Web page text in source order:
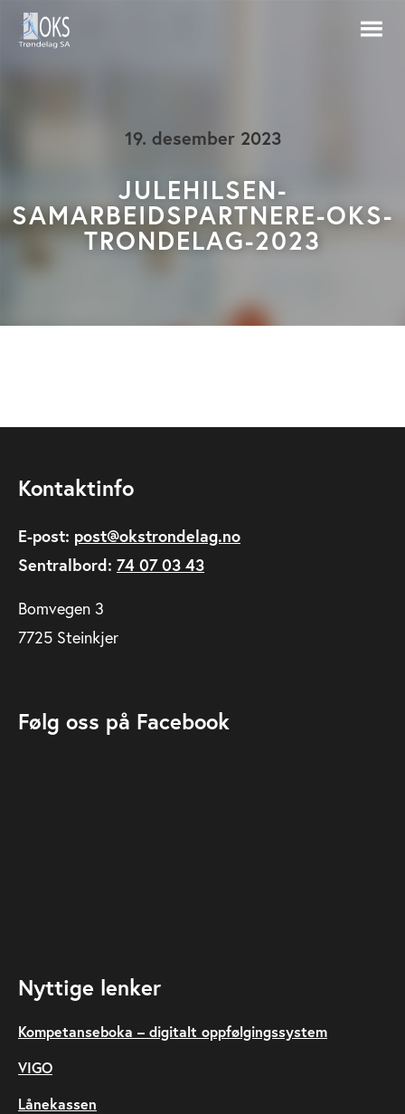
19. desember 2023
JULEHILSEN-
SAMARBEIDSPARTNERE-OKS-
TRONDELAG-2023
Kontaktinfo
E-post: post@okstrondelag.no
Sentralbord: 74 07 03 43
Bomvegen 3
7725 Steinkjer
Følg oss på Facebook
Nyttige lenker
Kompetanseboka – digitalt oppfølgingssystem
VIGO
Lånekassen